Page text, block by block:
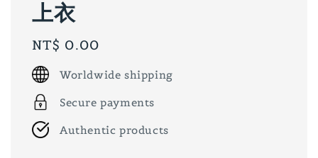
上衣
Regular
price
NT$ 0.00
Worldwide shipping
Secure payments
Authentic products